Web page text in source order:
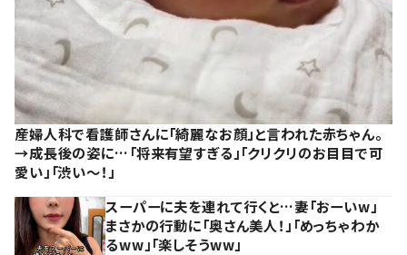
産婦人科で看護師さんに「綺麗なお顔」と言われた赤ちゃん。
→成長後の姿に…「将来有望すぎる」「クリクリのお目目で可
愛い」「渋い～！」
スーパーに夫を連れて行くと…妻「おーいw」
まさかの行動に「奥さん美人！」「めっちゃわか
るww」「楽しそうww」